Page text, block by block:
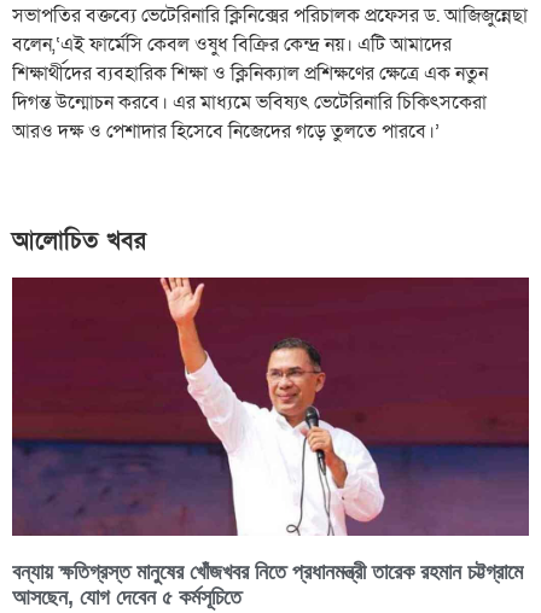
সভাপতির বক্তব্যে ভেটেরিনারি ক্লিনিক্সের পরিচালক প্রফেসর ড. আজিজুন্নেছা
বলেন,‘এই ফার্মেসি কেবল ওষুধ বিক্রির কেন্দ্র নয়। এটি আমাদের
শিক্ষার্থীদের ব্যবহারিক শিক্ষা ও ক্লিনিক্যাল প্রশিক্ষণের ক্ষেত্রে এক নতুন
দিগন্ত উন্মোচন করবে। এর মাধ্যমে ভবিষ্যৎ ভেটেরিনারি চিকিৎসকেরা
আরও দক্ষ ও পেশাদার হিসেবে নিজেদের গড়ে তুলতে পারবে।’
আলোচিত খবর
বন্যায় ক্ষতিগ্রস্ত মানুষের খোঁজখবর নিতে প্রধানমন্ত্রী তারেক রহমান চট্টগ্রামে
আসছেন, যোগ দেবেন ৫ কর্মসূচিতে